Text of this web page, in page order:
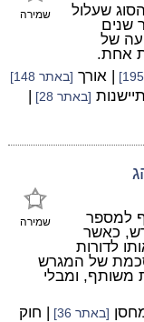
שמירה
שעלול
שנים
של
אחת.
| אורך [באתר 148]
[באתר 28]
|
שמירה
למספר
כאשר
לדורות
של המגרש
משותף, ומבלי
[באתר 36]
| חוק